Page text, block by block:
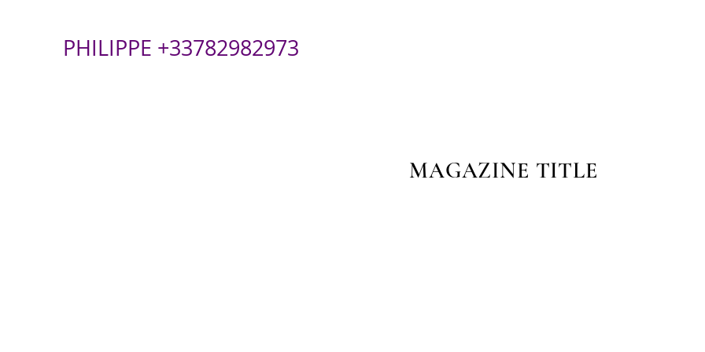
PHILIPPE +33782982973
MAGAZINE TITLE